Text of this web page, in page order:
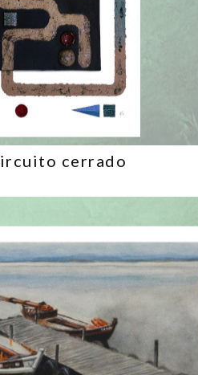
cerrado